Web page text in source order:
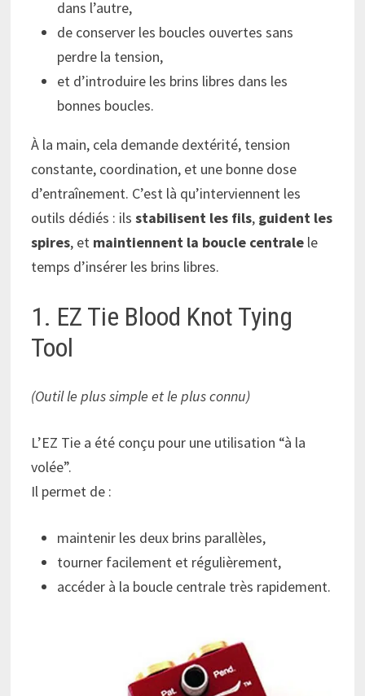
dans l’autre,
de conserver les boucles ouvertes sans
perdre la tension,
et d’introduire les brins libres dans les
bonnes boucles.
À la main, cela demande dextérité, tension
constante, coordination, et une bonne dose
d’entraînement. C’est là qu’interviennent les
outils dédiés : ils stabilisent les fils, guident les
spires, et maintiennent la boucle centralele
temps d’insérer les brins libres.
1. EZ Tie Blood Knot Tying
Tool
(Outil le plus simple et le plus connu)
L’EZ Tie a été conçu pour une utilisation “à la
volée”.
Il permet de :
maintenir les deux brins parallèles,
tourner facilement et régulièrement,
accéder à la boucle centrale très rapidement.